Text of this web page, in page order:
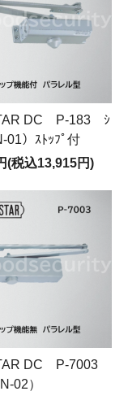
DC P-183 ｼ
01）ｽﾄｯﾌﾟ付
(税込13,915円)
DC P-7003
02）